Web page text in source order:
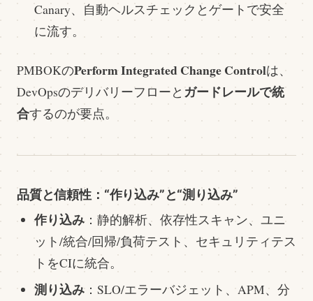
Canary、自動ヘルスチェックとゲートで安全
に流す。
PMBOKのPerform Integrated Change Controlは、
DevOpsのデリバリーフローと ガードレールで統
合するのが要点。
品質と信頼性：“作り込み”と“測り込み”
作り込み：静的解析、依存性スキャン、ユニ
ット/統合/回帰/負荷テスト、セキュリティテス
トをCIに統合。
測り込み：SLO/エラーバジェット、APM、分